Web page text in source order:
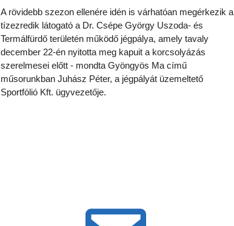
A rövidebb szezon ellenére idén is várhatóan megérkezik a
tízezredik látogató a Dr. Csépe György Uszoda- és
Termálfürdő területén működő jégpálya, amely tavaly
december 22-én nyitotta meg kapuit a korcsolyázás
szerelmesei előtt - mondta Gyöngyös Ma című
műsorunkban Juhász Péter, a jégpályát üzemeltető
Sportfólió Kft. ügyvezetője.